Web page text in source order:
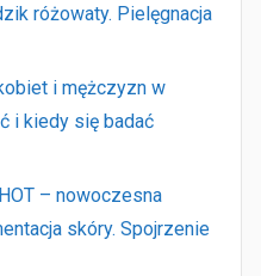
różowaty. Pielęgnacja
i mężczyzn w
i kiedy się badać
– nowoczesna
skóry. Spojrzenie